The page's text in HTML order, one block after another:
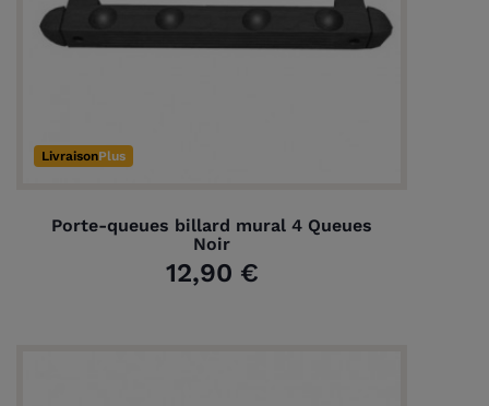
LivraisonPlus
Porte-queues billard mural 4 Queues
Noir
12,90 €